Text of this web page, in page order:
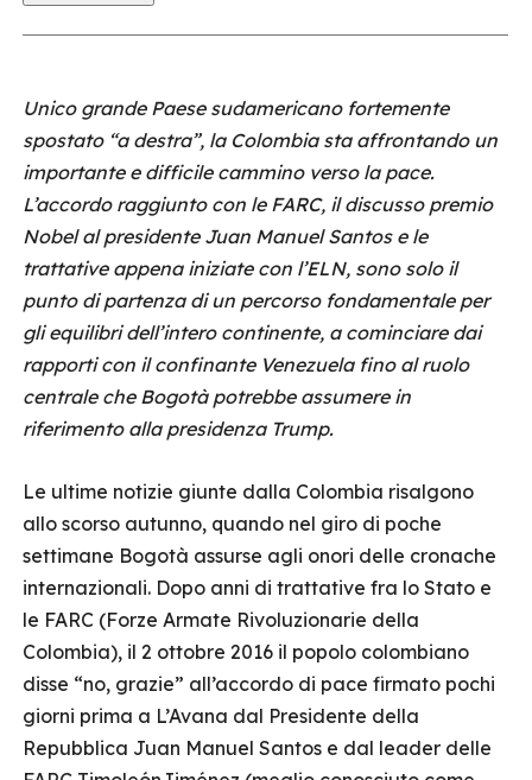
Unico grande Paese sudamericano fortemente
spostato “a destra”, la Colombia sta affrontando un
importante e difficile cammino verso la pace.
L’accordo raggiunto con le FARC, il discusso premio
Nobel al presidente Juan Manuel Santos e le
trattative appena iniziate con l’ELN, sono solo il
punto di partenza di un percorso fondamentale per
gli equilibri dell’intero continente, a cominciare dai
rapporti con il confinante Venezuela fino al ruolo
centrale che Bogotà potrebbe assumere in
riferimento alla presidenza Trump.
Le ultime notizie giunte dalla Colombia risalgono
allo scorso autunno, quando nel giro di poche
settimane Bogotà assurse agli onori delle cronache
internazionali. Dopo anni di trattative fra lo Stato e
le FARC (Forze Armate Rivoluzionarie della
Colombia), il 2 ottobre 2016 il popolo colombiano
disse “no, grazie” all’accordo di pace firmato pochi
giorni prima a L’Avana dal Presidente della
Repubblica Juan Manuel Santos e dal leader delle